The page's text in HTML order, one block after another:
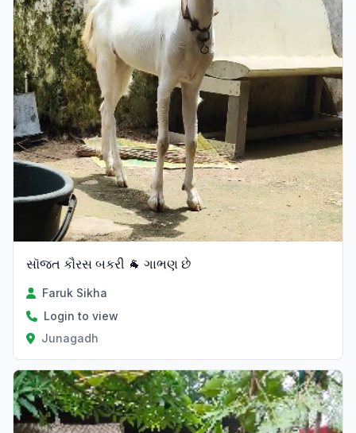
સૉજત કૌરસ બકરી 🐐 ગાભણ છે
Faruk Sikha
Login to view
Junagadh